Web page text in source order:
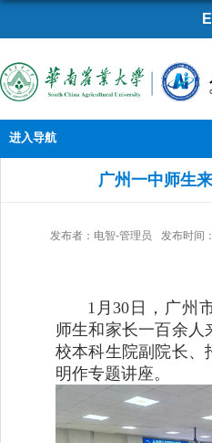
进入导航
广州一中师生
发布者：电智-管理员 发布时间
1月30日，广州
师生和家长一百余人
校本科生院副院长、
明作专题讲座。